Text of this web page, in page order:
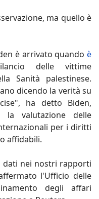
ma quello è
è arrivato quando è
delle vittime
Sanità palestinese.
dicendo la verità su
ha detto Biden,
la valutazione delle
per i diritti
affidabili.
dati nei nostri rapporti
l'Ufficio delle
degli affari